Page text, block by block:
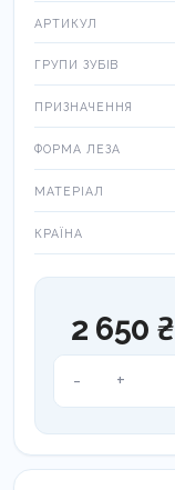
АРТИКУЛ
ГРУПИ ЗУБІВ
ПРИЗНАЧЕННЯ
ФОРМА ЛЕЗА
МАТЕРІАЛ
КРАЇНА
2 650 ₴
-
Скейлер
315-
+